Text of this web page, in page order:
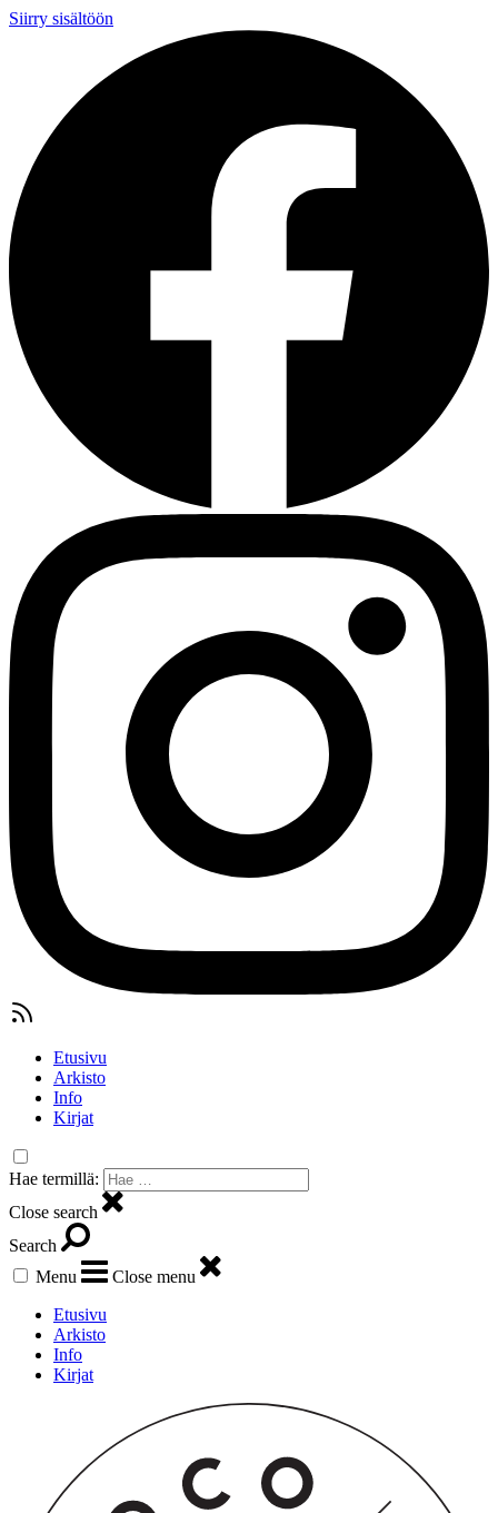
Siirry sisältöön
Etusivu
Arkisto
Info
Kirjat
Hae termillä:
Close search
Search
Menu
Close menu
Etusivu
Arkisto
Info
Kirjat